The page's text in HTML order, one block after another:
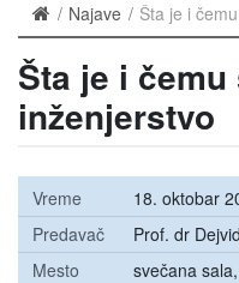
Najave Šta je i
Šta je i
inženjerstvo
Vreme
18. oktobar
Predavač
Prof. dr
Mesto
svečana